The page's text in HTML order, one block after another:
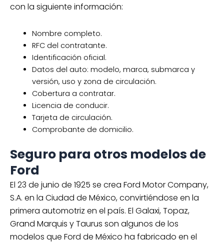
con la siguiente información:
Nombre completo.
RFC del contratante.
Identificación oficial.
Datos del auto: modelo, marca, submarca y
versión, uso y zona de circulación.
Cobertura a contratar.
Licencia de conducir.
Tarjeta de circulación.
Comprobante de domicilio.
Seguro para otros modelos de
Ford
El 23 de junio de 1925 se crea Ford Motor Company,
S.A. en la Ciudad de México, convirtiéndose en la
primera automotriz en el país. El Galaxi, Topaz,
Grand Marquis y Taurus son algunos de los
modelos que Ford de México ha fabricado en el